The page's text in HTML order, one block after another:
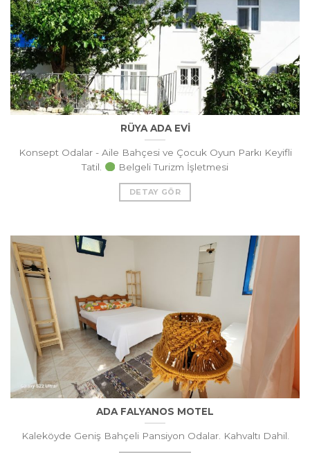
RÜYA ADA EVİ
Konsept Odalar - Aile Bahçesi ve Çocuk Oyun Parkı Keyifli
Tatil.
Belgeli Turizm İşletmesi
DETAY GÖR
ADA FALYANOS MOTEL
Kaleköyde Geniş Bahçeli Pansiyon Odalar. Kahvaltı Dahil.